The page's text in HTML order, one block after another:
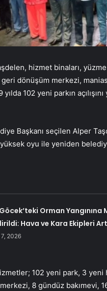
hizmet binaları, yüzme
dönüşüm merkezi,
102 yeni parkın açılışını
Başkanı seçilen Alper
oyu ile yeniden
Orman Yangınına
Hava ve Kara Ekipleri
2026
102 yeni park, 3
8 gündüz bakımevi,